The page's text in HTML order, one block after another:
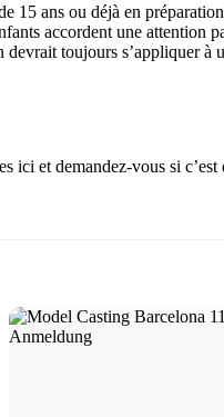
15 ans ou déjà en
accordent une attention
toujours s’appliquer à
et demandez-vous si